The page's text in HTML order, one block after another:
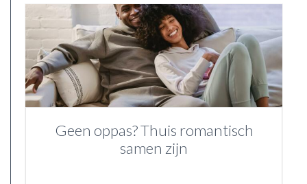
Geen oppas? Thuis romantisch
samen zijn